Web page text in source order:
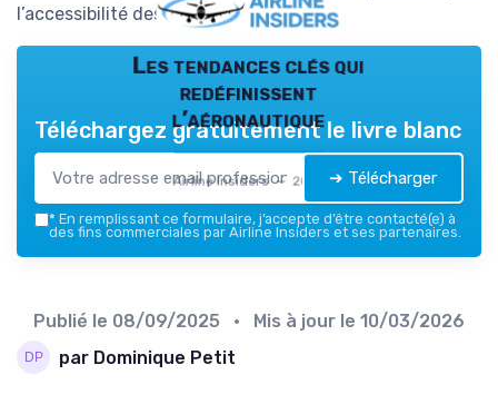
l’accessibilité des transports.
Les tendances clés qui
redéfinissent
l’aéronautique
Airline Insiders — 2026
Téléchargez gratuitement le livre blanc
➔ Télécharger
* En remplissant ce formulaire, j’accepte d’être contacté(e) à
des fins commerciales par Airline Insiders et ses partenaires.
Publié le 08/09/2025 • Mis à jour le 10/03/2026
par Dominique Petit